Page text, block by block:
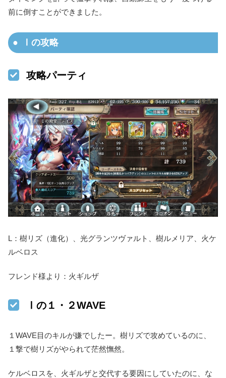
前に倒すことができました。
Ⅰの攻略
攻略パーティ
L：樹リズ（進化）、光グランツヴァルト、樹ルメリア、火ケ
ルベロス
フレンド様より：火ギルザ
Ⅰの１・２WAVE
１WAVE目のキルが嫌でしたー。樹リズで攻めているのに、
１撃で樹リズがやられて茫然憮然。
ケルベロスを、火ギルザと交代する要因にしていたのに、な